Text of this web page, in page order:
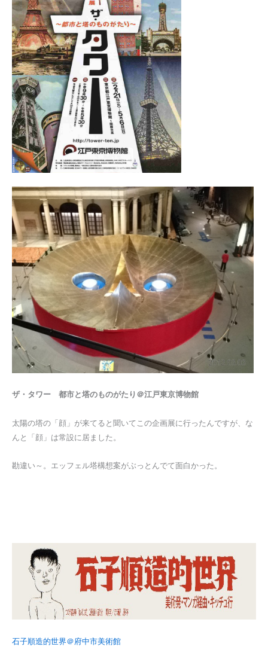
ザ・タワー 都市と塔のものがたり＠江戸東京博物館
太陽の塔の「顔」が来てると聞いてこの企画展に行ったんですが、な
んと「顔」は常設に居ました。
勘違い～。エッフェル塔構想案がぶっとんでて面白かった。
石子順造的世界＠府中市美術館